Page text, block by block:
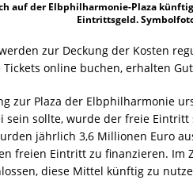
auf der Elbphilharmonie-Plaza
Eintrittsgeld.
zur Deckung der Kosten
Tickets online buchen, erhalten
zur Plaza der Elbphilharmonie
sein sollte, wurde der freie
jährlich 3,6 Millionen Euro
freien Eintritt zu finanzieren. Im
diese Mittel künftig zu